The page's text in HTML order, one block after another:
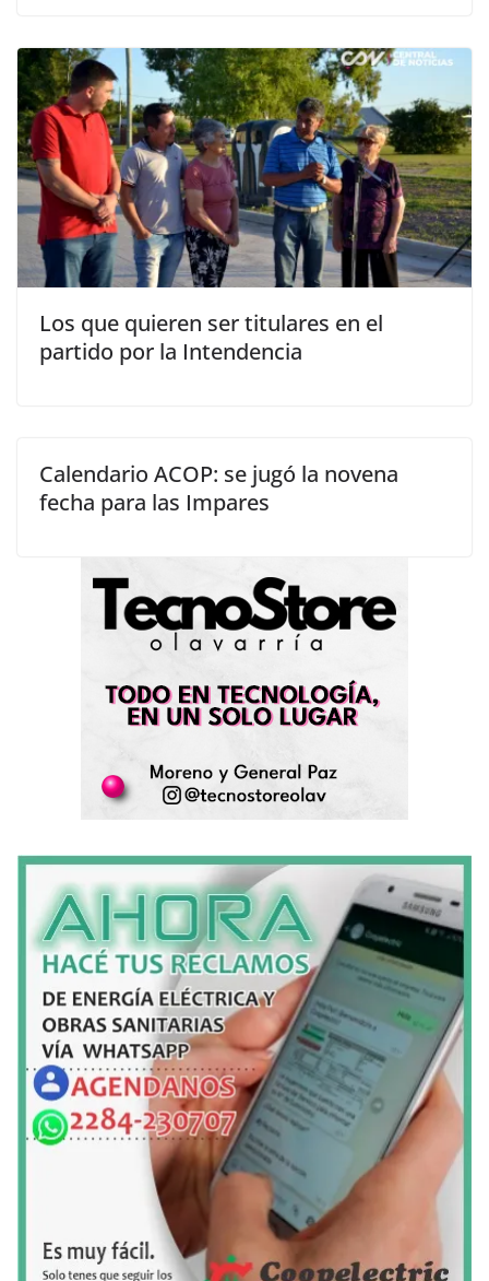
Los que quieren ser titulares en el
partido por la Intendencia
Calendario ACOP: se jugó la novena
fecha para las Impares